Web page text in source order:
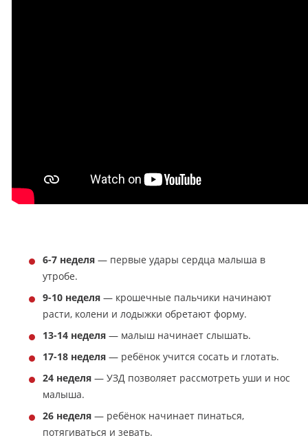
6-7 неделя — первые удары сердца малыша в
утробе.
9-10 неделя — крошечные пальчики начинают
расти, колени и лодыжки обретают форму.
13-14 неделя — малыш начинает слышать.
17-18 неделя — ребёнок учится сосать и глотать.
24 неделя — УЗД позволяет рассмотреть уши и нос
малыша.
26 неделя — ребёнок начинает пинаться,
потягиваться и зевать.